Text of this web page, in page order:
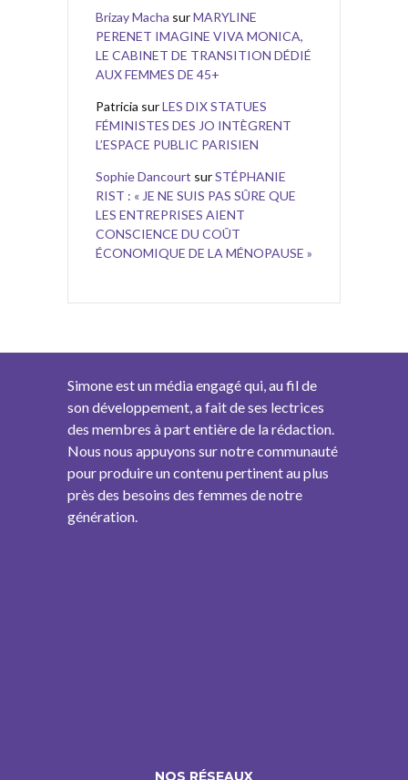
Brizay Macha surMARYLINE
PERENET IMAGINE VIVA MONICA,
LE CABINET DE TRANSITION DÉDIÉ
AUX FEMMES DE 45+
Patricia surLES DIX STATUES
FÉMINISTES DES JO INTÈGRENT
L’ESPACE PUBLIC PARISIEN
Sophie Dancourt surSTÉPHANIE
RIST : « JE NE SUIS PAS SÛRE QUE
LES ENTREPRISES AIENT
CONSCIENCE DU COÛT
ÉCONOMIQUE DE LA MÉNOPAUSE »
Simone est un média engagé qui, au fil de
son développement, a fait de ses lectrices
des membres à part entière de la rédaction.
Nous nous appuyons sur notre communauté
pour produire un contenu pertinent au plus
près des besoins des femmes de notre
génération.
NOS RÉSEAUX